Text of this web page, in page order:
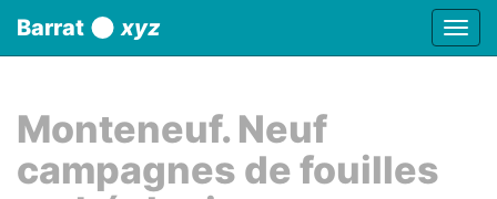
Barrat xyz
Monteneuf. Neuf
campagnes de fouilles
Panneau de gestion des cookies